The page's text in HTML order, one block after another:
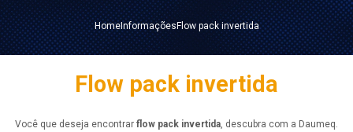
HomeInformações Flow pack invertida
Flow pack invertida
Você que deseja encontrar flow pack invertida, descubra com a Daumeq.